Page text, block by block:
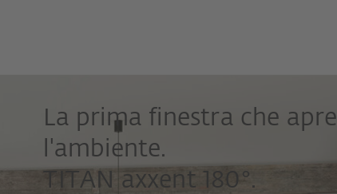
La prima finestra che apre
l'ambiente.
TITAN axxent 180°.